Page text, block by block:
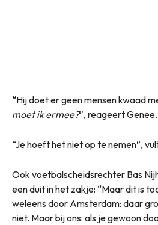
“Hij doet er geen mensen kwaad
moet ik ermee?”, reageert Genee.
“Je hoeft het niet op te nemen”,
Ook voetbalscheidsrechter Bas
een duit in het zakje: “Maar dit is
weleens door Amsterdam: daar
niet. Maar bij ons: als je gewoon